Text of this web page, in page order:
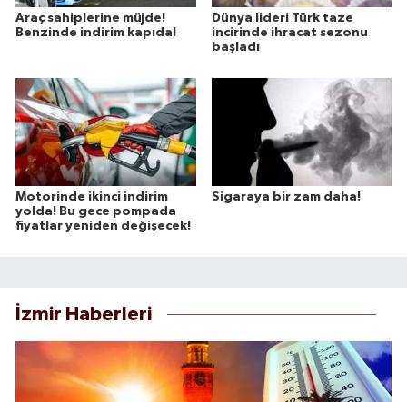
Araç sahiplerine müjde!
Benzinde indirim kapıda!
Dünya lideri Türk taze
incirinde ihracat sezonu
başladı
Motorinde ikinci indirim
yolda! Bu gece pompada
fiyatlar yeniden değişecek!
Sigaraya bir zam daha!
İzmir Haberleri